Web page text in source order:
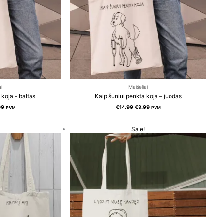
– baltas
PVM
Maišeliai
Kaip šuniui penkta koja – juodas
€14.99 €8.99 PVM
price
is:
€8.99.
Sale!
Original
price price